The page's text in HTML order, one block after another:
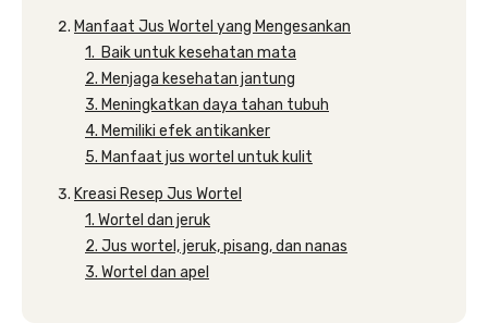
Manfaat Jus Wortel yang Mengesankan
1. Baik untuk kesehatan mata
2. Menjaga kesehatan jantung
3. Meningkatkan daya tahan tubuh
4. Memiliki efek antikanker
5. Manfaat jus wortel untuk kulit
Kreasi Resep Jus Wortel
1. Wortel dan jeruk
2. Jus wortel, jeruk, pisang, dan nanas
3. Wortel dan apel